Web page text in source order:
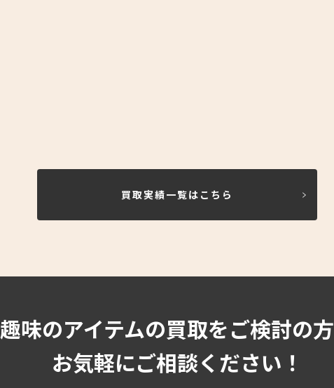
買取実績一覧はこちら
趣味のアイテムの買取をご検討の
お気軽にご相談ください！